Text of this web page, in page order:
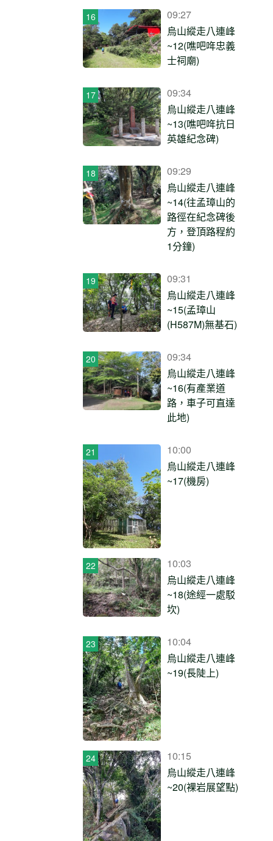
09:27
烏山縱走八連峰
~12(噍吧哖忠義
士祠廟)
09:34
烏山縱走八連峰
~13(噍吧哖抗日
英雄紀念碑)
09:29
烏山縱走八連峰
~14(往孟璋山的
路徑在紀念碑後
方，登頂路程約
1分鐘)
09:31
烏山縱走八連峰
~15(孟璋山
(H587M)無基石)
09:34
烏山縱走八連峰
~16(有產業道
路，車子可直達
此地)
10:00
烏山縱走八連峰
~17(機房)
10:03
烏山縱走八連峰
~18(途經一處駁
坎)
10:04
烏山縱走八連峰
~19(長陡上)
10:15
烏山縱走八連峰
~20(裸岩展望點)